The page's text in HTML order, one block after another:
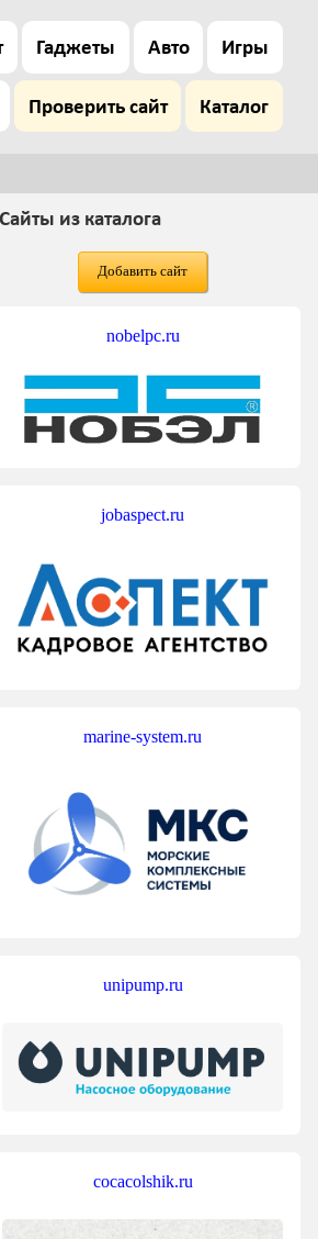
Гаджеты Авто Игры
Проверить сайт Каталог
Сайты из каталога
Добавить сайт
nobelpc.ru
jobaspect.ru
marine-system.ru
unipump.ru
cocacolshik.ru